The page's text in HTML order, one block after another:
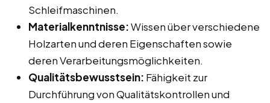
Schleifmaschinen.
Materialkenntnisse:Wissen über verschiedene
Holzarten und deren Eigenschaften sowie
deren Verarbeitungsmöglichkeiten.
Qualitätsbewusstsein: Fähigkeit zur
Durchführung von Qualitätskontrollen und